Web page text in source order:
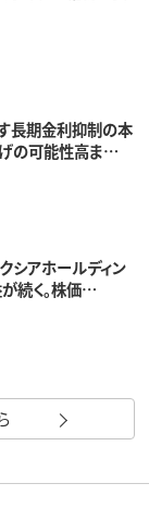
長期金利抑制の本
の可能性高ま…
シアホールディン
続く。株価…